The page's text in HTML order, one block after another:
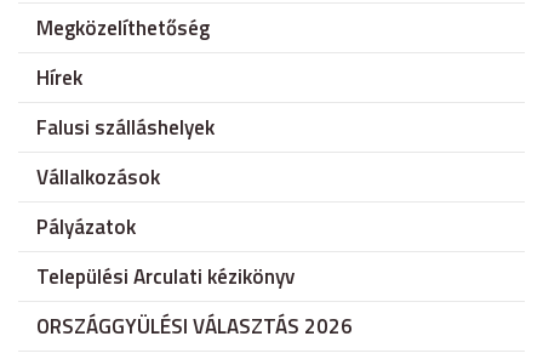
Megközelíthetőség
Hírek
Falusi szálláshelyek
Vállalkozások
Pályázatok
Települési Arculati kézikönyv
ORSZÁGGYÜLÉSI VÁLASZTÁS 2026